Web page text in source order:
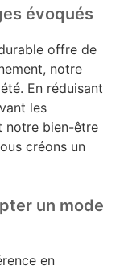
évoqués
offre de
notre
En réduisant
les
notre bien-être
créons un
un mode
en